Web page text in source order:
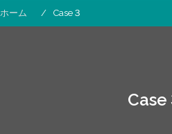
プ
ホーム Case３
Case